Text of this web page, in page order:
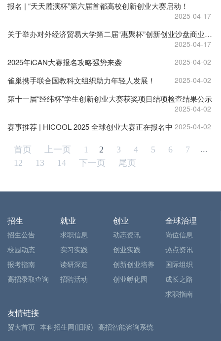
报名 | “天天麓演杯”第六届首都高校创新创业大赛启动！
2025-04-17
关于举办对外经济贸易大学第二届“惠聚杯”创新创业沙盘商业模拟挑战赛的通知
2025-04-17
2025年iCAN大赛报名攻略强势来袭 2025-04-02
雀巢携手联合国教科文组织助力年轻人发展！ 2025-04-02
第十一届“经纬杯”学生创新创业大赛获奖项目结项检查结果公示
2025-04-02
赛事推荐 | HICOOL 2025 全球创业大赛正在报名中 2025-04-02
首页 上一页 1 2 3 4 5 6 7
...
12
13 14 下一页 尾页
招生
招生公告
校园动态
报考指南
高招录取查询
就业
求职信息
实习实践
读研深造
招聘活动
创业
动态资讯
创业实践
创新创业培养
创业孵化园
全球治理
岗位信息
热点资讯
国际组织
成长之路
求职指南
友情链接
贸大首页 本科招生网(旧版) 高招智能咨询系统